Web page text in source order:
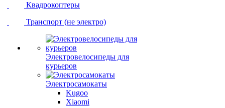
Квадрокоптеры
Транспорт (не электро)
Электровелосипеды для
курьеров
Электросамокаты
Kugoo
Xiaomi